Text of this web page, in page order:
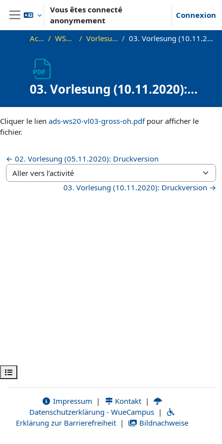
Passer au contenu principal
Panneau latéral
Vous êtes connecté
anonymement
Connexion
Ouvrir l’index du cours
Accueil WS20_ADS Vorlesungsfolien 03. Vorlesung (10.11.2020): Laufzeitanalyse
03. Vorlesung (10.11.2020):
Laufzeitanalyse
Cliquer le lien ads-ws20-vl03-gross-oh.pdfpour afficher le
fichier.
← 02. Vorlesung (05.11.2020): Druckversion
Aller vers l’activité
03. Vorlesung (10.11.2020): Druckversion →
Impressum | Kontakt |
Datenschutzerklärung - WueCampus |
Erklärung zur Barrierefreiheit | Bildnachweise